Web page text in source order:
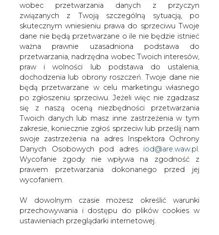
wobec przetwarzania danych z przyczyn
związanych z Twoją szczególną sytuacją, po
skutecznym wniesieniu prawa do sprzeciwu Twoje
dane nie będą przetwarzane o ile nie będzie istnieć
ważna prawnie uzasadniona podstawa do
przetwarzania, nadrzędna wobec Twoich interesów,
praw i wolności lub podstawa do ustalenia,
dochodzenia lub obrony roszczeń. Twoje dane nie
będą przetwarzane w celu marketingu własnego
po zgłoszeniu sprzeciwu. Jeżeli więc nie zgadzasz
się z naszą oceną niezbędności przetwarzania
Twoich danych lub masz inne zastrzeżenia w tym
zakresie, koniecznie zgłoś sprzeciw lub prześlij nam
swoje zastrzeżenia na adres Inspektora Ochrony
Danych Osobowych pod adres iod@are.waw.pl.
Wycofanie zgody nie wpływa na zgodność z
prawem przetwarzania dokonanego przed jej
wycofaniem.
W dowolnym czasie możesz określić warunki
przechowywania i dostępu do plików cookies w
ustawieniach przeglądarki internetowej.
Jak poinformował BiznesAlert.pl,
powołując się na wypowiedź jakiej
udzielił wicepremier Federacji
Rosyjskiej Arkady Dworkowicz, ze
względu na utrzymujące się niskie ceny
ropy naftowej Rosja nie będzie
zwiększać wydobycia tego surowca
poprzez inwestycje w trudno dostępne
złoża.
– To całkiem prawdopodobne, że jeśli ceny ropy
pozostaną niskie przed długi czas może dojść do
pewnego spadku wydobycia, tak jak bywało w
przeszłości – przyznał Rosjanin. Jego zdaniem na pewno
nie można liczyć na wzrost ekstrakcji, bo Rosja nie
zamierza w obecnych warunkach inwestować w nowe,
wymagające projekty, jak kosztowne wydobycie w
Arktyce.
Ze względu na uzależnienie budżetu rosyjskiego i
kondycji sektora naftowego od cen ropy, Rosja
dopuszcza możliwość konsultacji działań z kartelem